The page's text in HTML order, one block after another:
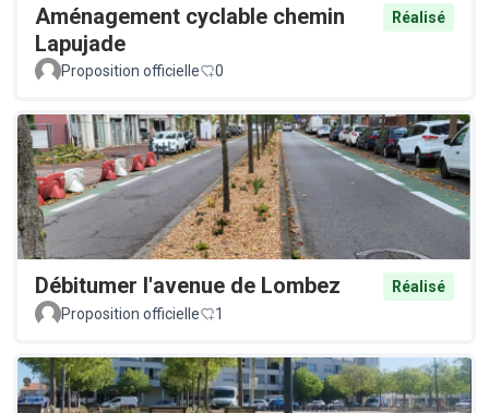
Aménagement cyclable chemin
Lapujade
Réalisé
Proposition officielle 0
Débitumer l'avenue de Lombez
Réalisé
Proposition officielle
1